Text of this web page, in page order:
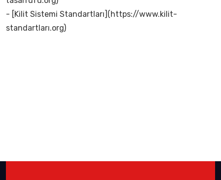
- [Kilit Sistemi Standartları](https://www.kilit-
standartları.org)